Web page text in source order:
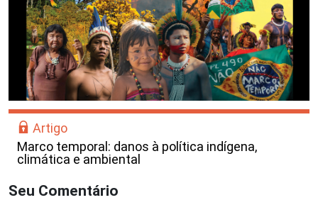
Artigo
Marco temporal: danos à política indígena,
climática e ambiental
Seu Comentário